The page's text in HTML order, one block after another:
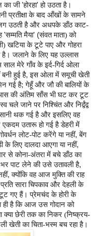
का जी'होरहा'हो उठता है।
प्रतीक्षा के बाद आँखों के सामने
उठती है और अधपके डाँठ काट-
'सम्‍मति मैया' (संवत माता) को
खटिया के टूटे पाए और गोहरा
जलाने के लिए यह उल्‍लास
मेरे गाँव के इर्द-गिर्द ओला
हुई है,इस ओला में समूची खेती
गई है;गेहूँ और जौ की बालियों के
की अंतिम साँस भी घट कर टूट
चले जाने पर निश्चिंत और निर्द्वंद्व
थक गई है और इसलिए वह
एकदम उतारू हो गई है डेहरी में
लोट-पोट करेंगे या नहीं,बेंग
लिए दालदा आएगा या नहीं,
से कोना-अंतरा में बचे डाँठ का
भर पाट लेने की उसे उतावली है,
,क्‍योंकि वह आज मुक्ति की राह
सारा चिपकाव और देहली के
गए हैं। प्रेमचंद के होरी के
ही है कि आज उस गोदान को
क्‍या छेरी तक का निकर (निष्‍क्रय-
का चिता-भस्‍म बच रहा है।